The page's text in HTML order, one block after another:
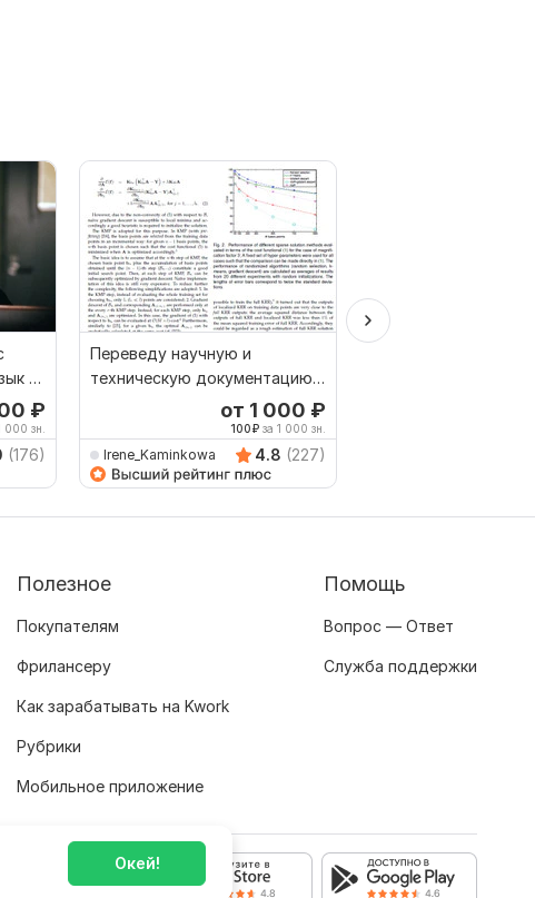
и
₽
000 зн.
(176)
Переведу научную и
техническую документацию с
английского на русский
от 1 000 ₽
100₽ за 1 000 зн.
Irene_Kaminkowa 4.8 (227)
Окей!
Полезное
Покупателям
Фрилансеру
Как зарабатывать на Kwork
Рубрики
Мобильное приложение
Помощь
Вопрос — Ответ
Служба поддержки